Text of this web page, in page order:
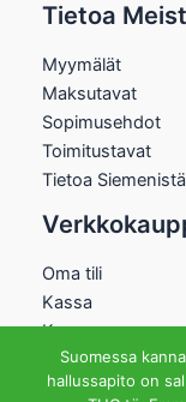
Tietoa
Myymälät
Maksutavat
Sopimusehdot
Toimitustavat
Tietoa Siemenistä
Oma tili
Kassa
Kauppa
Ostoskori
Suomessa
hallussapito on